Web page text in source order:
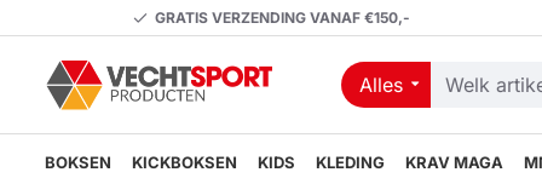
GRATIS VERZENDING VANAF €150,-
Alles
Welk
zoekt
BOKSEN KICKBOKSEN KIDS KLEDING KRAV MAGA